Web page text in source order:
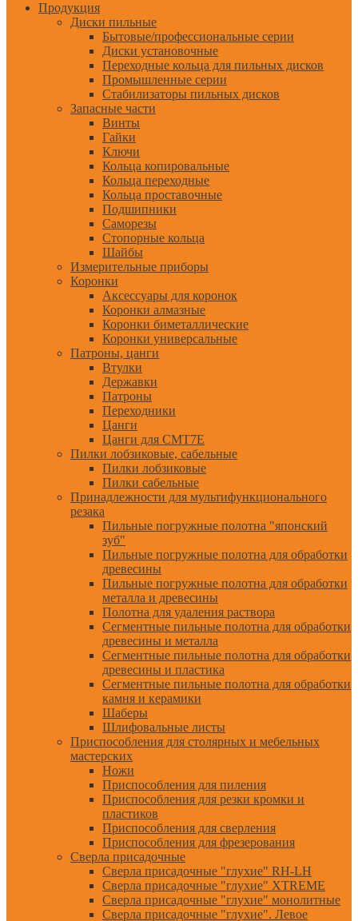
Продукция
Диски пильные
Бытовые/профессиональные серии
Диски установочные
Переходные кольца для пильных дисков
Промышленные серии
Стабилизаторы пильных дисков
Запасные части
Винты
Гайки
Ключи
Кольца копировальные
Кольца переходные
Кольца проставочные
Подшипники
Саморезы
Стопорные кольца
Шайбы
Измерительные приборы
Коронки
Аксессуары для коронок
Коронки алмазные
Коронки биметаллические
Коронки универсальные
Патроны, цанги
Втулки
Державки
Патроны
Переходники
Цанги
Цанги для CMT7E
Пилки лобзиковые, сабельные
Пилки лобзиковые
Пилки сабельные
Принадлежности для мультифункционального
резака
Пильные погружные полотна "японский
зуб"
Пильные погружные полотна для обработки
древесины
Пильные погружные полотна для обработки
металла и древесины
Полотна для удаления раствора
Сегментные пильные полотна для обработки
древесины и металла
Сегментные пильные полотна для обработки
древесины и пластика
Сегментные пильные полотна для обработки
камня и керамики
Шаберы
Шлифовальные листы
Приспособления для столярных и мебельных
мастерских
Ножи
Приспособления для пиления
Приспособления для резки кромки и
пластиков
Приспособления для сверления
Приспособления для фрезерования
Сверла присадочные
Сверла присадочные "глухие" RH-LH
Сверла присадочные "глухие" XTREME
Сверла присадочные "глухие" монолитные
Сверла присадочные "глухие". Левое